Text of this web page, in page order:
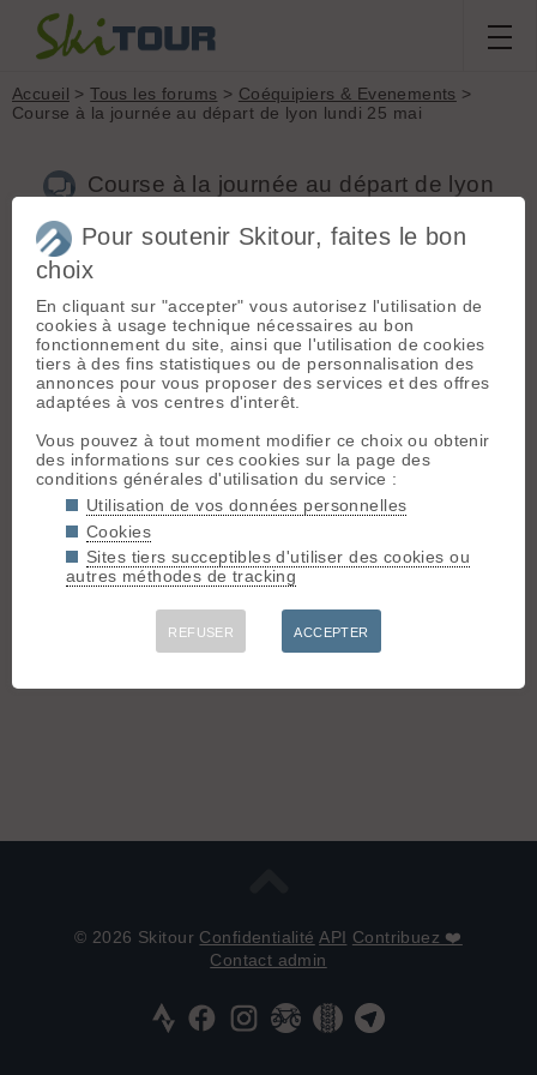
Accueil >Tous les forums > Coéquipiers & Evenements >
Course à la journée au départ de lyon lundi 25 mai
Course à la journée au départ de lyon
R
randoski69[90posts] - Le 24/05/2026 08:13
Option bivouac au pied de la course ce dimanche soir pour un
chaussage à 6 h lundi matin.
Option alpe d huez , croix de fer , val thorens.
Connectez-vous pour poster
© 2026 Skitour Confidentialité API Contribuez ❤️
Contact admin
Pour soutenir Skitour, faites le bon
choix
En cliquant sur "accepter" vous autorisez l'utilisation de
cookies à usage technique nécessaires au bon
fonctionnement du site, ainsi que l'utilisation de cookies
tiers à des fins statistiques ou de personnalisation des
annonces pour vous proposer des services et des offres
adaptées à vos centres d'interêt.
Vous pouvez à tout moment modifier ce choix ou obtenir
des informations sur ces cookies sur la page des
conditions générales d'utilisation du service :
Utilisation de vos données personnelles
Cookies
Sites tiers succeptibles d'utiliser des cookies ou
autres méthodes de tracking
REFUSER ACCEPTER